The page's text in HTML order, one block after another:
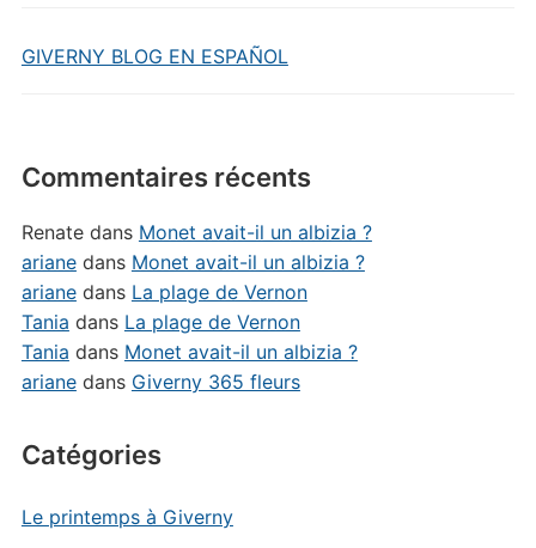
GIVERNY BLOG EN ESPAÑOL
Commentaires récents
Renatedans Monet avait-il un albizia ?
arianedans Monet avait-il un albizia ?
arianedans La plage de Vernon
Tania dans La plage de Vernon
Tania dans Monet avait-il un albizia ?
arianedans Giverny 365 fleurs
Catégories
Le printemps à Giverny